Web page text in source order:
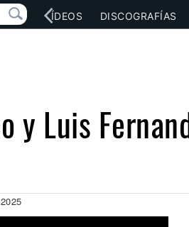
VÍDEOS DISCOGRAFÍAS
y Luis